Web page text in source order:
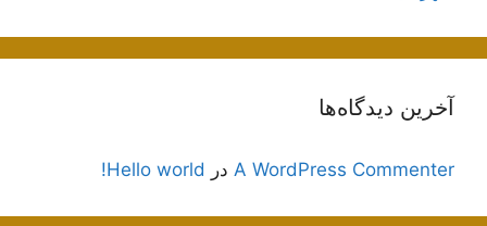
آخرین دیدگاه‌ها
A WordPress Commenter در Hello world!